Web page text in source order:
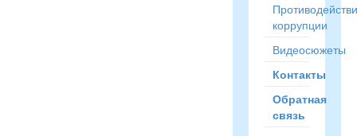
коррупции
Видеосюжеты
Контакты
Обратная
связь